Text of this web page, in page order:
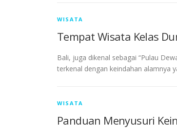
WISATA
Tempat Wisata Kelas
Bali, juga dikenal sebagai “Pulau
terkenal dengan keindahan alamnya
WISATA
Panduan Menyusuri